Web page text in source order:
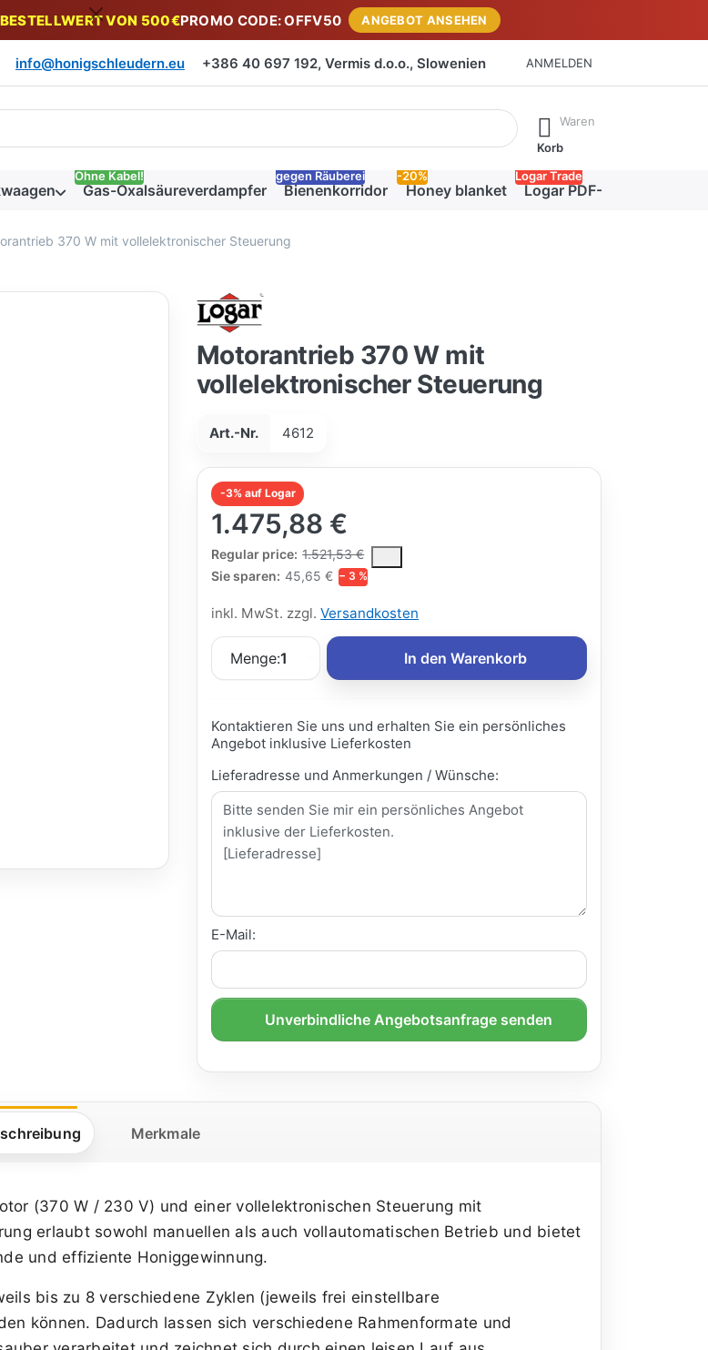
VON 500€PROMO CODE: OFFV50 ANGEBOT ANSEHEN
info@honigschleudern.eu +386 40 697 192, Vermis d.o.o., Slowenien ANMELDEN
ein. Während Sie tippen, erscheinen automatisch erste Ergebnisse. Drücken Sie die Eingabetaste, um alle
Waren
Korb
Gas-Oxalsäureverdampfer
Ohne Kabel!
Bienenkorridor
gegen Räuberei
Honey blanket
-20%
Logar PDF-Katalog
Logar Trade
370 W mit vollelektronischer Steuerung
Motorantrieb 370 W mit
vollelektronischer Steuerung
Art.-Nr. 4612
-3% auf Logar
1.475,88 €
Regular price: 1.521,53 €
The Regular Price is the median selling price paid by customers for a product,
Sie sparen: 45,65 € − 3 %
inkl. MwSt. zzgl.Versandkosten
Menge:1 In den Warenkorb
Kontaktieren Sie uns und erhalten Sie ein persönliches
Angebot inklusive Lieferkosten
Lieferadresse und Anmerkungen / Wünsche:
E-Mail:
Unverbindliche Angebotsanfrage senden
Merkmale
(370 W / 230 V) und einer vollelektronischen Steuerung mit
erlaubt sowohl manuellen als auch vollautomatischen Betrieb und bietet
und effiziente Honiggewinnung.
bis zu 8 verschiedene Zyklen (jeweils frei einstellbare
können. Dadurch lassen sich verschiedene Rahmenformate und